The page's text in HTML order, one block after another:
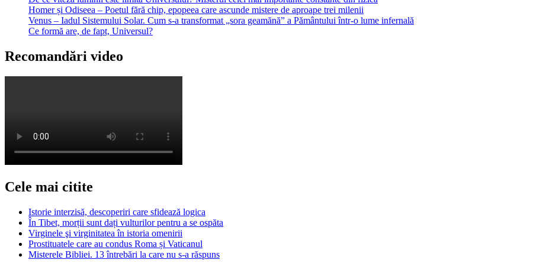
Homer și Odiseea – Poetul fără chip, epopeea care ascunde mistere de aproape trei milenii
Venus – Iadul Sistemului Solar. Cum s-a transformat „sora geamănă” a Pământului într-o lume infernală
Ce formă are, de fapt, Universul?
Recomandări video
Cele mai citite
Istorie interzisă, descoperiri care sfidează logica
În Tibet, morții sunt dați vulturilor pentru a se ospăta
Virginele şi virginitatea în istoria omenirii
Prostituatele care au condus Roma și Vaticanul
Misterele Bibliei. 13 întrebări la care nu s-a răspuns